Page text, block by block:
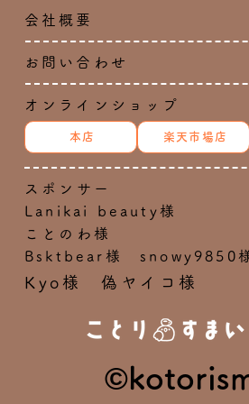
会社概要
お問い合わせ
オンラインショップ
本店 楽天市場店
スポンサー
Lanikai beauty様
ことのわ様
Bsktbear様 snowy9850
Kyo様 偽ヤイコ様